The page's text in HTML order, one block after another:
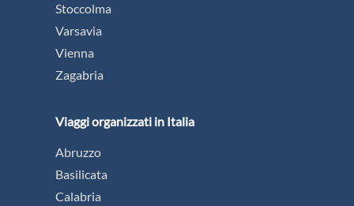
Stoccolma
Varsavia
Vienna
Zagabria
Viaggi organizzati in Italia
Abruzzo
Basilicata
Calabria